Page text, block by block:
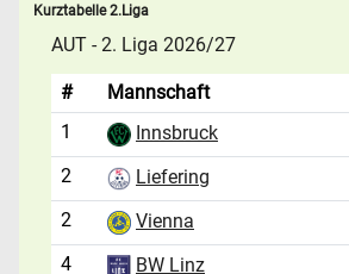
Kurztabelle 2.Liga
AUT - 2. Liga 2026/27
# Mannschaft
1
Innsbruck
2
Liefering
2
Vienna
4
BW Linz